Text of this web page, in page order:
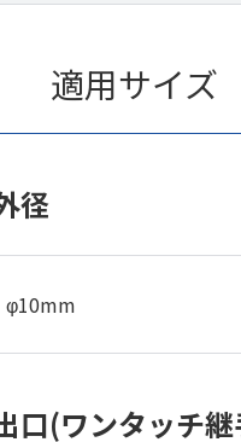
適用サイズ
径
φ10mm
口(ワンタッチ継